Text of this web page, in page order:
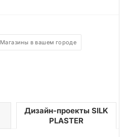
Магазины в вашем городе
Дизайн-проекты SILK
PLASTER